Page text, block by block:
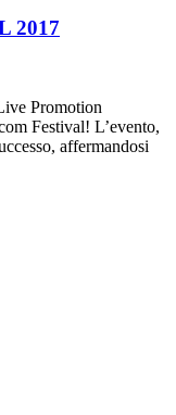
2017
Promotion
Festival! L’evento,
affermandosi